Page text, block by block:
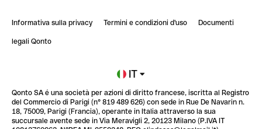
StrongHer Mentorship | Notion: come organizzare...
Blog
Glossario finanziario
Informativa sulla privacy Termini e condizioni d'uso Documenti
legali Qonto
IT
Qonto SA é una società per azioni di diritto francese, iscritta al Registro
del Commercio di Parigi (n° 819 489 626) con sede in Rue De Navarin n.
18, 75009, Parigi (Francia), operante in Italia attraverso la sua
succursale avente sede in Via Meravigli 2, 20123 Milano (P.IVA IT